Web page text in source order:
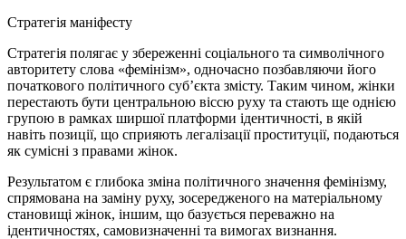
Стратегія маніфесту
Стратегія полягає у збереженні соціального та символічного
авторитету слова «фемінізм», одночасно позбавляючи його
початкового політичного суб’єкта змісту. Таким чином, жінки
перестають бути центральною віссю руху та стають ще однією
групою в рамках ширшої платформи ідентичності, в якій
навіть позиції, що сприяють легалізації проституції, подаються
як сумісні з правами жінок.
Результатом є глибока зміна політичного значення фемінізму,
спрямована на заміну руху, зосередженого на матеріальному
становищі жінок, іншим, що базується переважно на
ідентичностях, самовизначенні та вимогах визнання.